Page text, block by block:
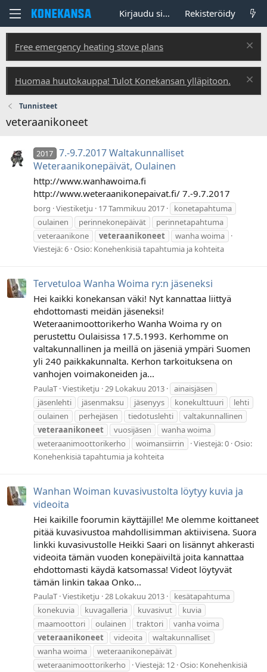
Kirjaudu sisään Rekisteröidy
Free emergency heating stove plans
Huomaa huutokauppa! Tulot Konekansan ylläpitoon.
Tunnisteet
veteraanikoneet
2017 7.-9.7.2017 Waltakunnalliset
Weteraanikonepäivät, Oulainen
http://www.wanhawoima.fi
http://www.weteraanikonepaivat.fi/ 7.-9.7.2017
borg Viestiketju 17 Tammikuu 2017
konetapahtuma
oulainen
perinnekonepäivät
perinnetapahtuma
veteraanikone
veteraanikoneet
wanha woima
Viestejä: 6 Osio: Konehenkisiä tapahtumia ja kohteita
Tervetuloa Wanha Woima ry:n jäseneksi
Hei kaikki konekansan väki! Nyt kannattaa liittyä
ehdottomasti meidän jäseneksi!
Weteraanimoottorikerho Wanha Woima ry on
perustettu Oulaisissa 17.5.1993. Kerhomme on
valtakunnallinen ja meillä on jäseniä ympäri Suomen
yli 240 paikkakunnalta. Kerhon tarkoituksena on
vanhojen voimakoneiden ja...
PaulaT Viestiketju 29 Lokakuu 2013
ainaisjäsen
jäsenlehti
jäsenmaksu jäsenyys konekulttuuri
lehti
oulainen
perhejäsen tiedotuslehti
valtakunnallinen
veteraanikoneet
vuosijäsen
wanha woima
weteraanimoottorikerho
woimansiirrin Viestejä: 0 Osio:
Konehenkisiä tapahtumia ja kohteita
Wanhan Woiman kuvasivustolta löytyy kuvia ja
videoita
Hei kaikille foorumin käyttäjille! Me olemme koittaneet
pitää kuvasivustoa mahdollisimman aktiivisena. Suora
linkki kuvasivustolle Heikki Saari on lisännyt ahkerasti
videoita tämän vuoden konepäiviltä joita kannattaa
ehdottomasti käydä katsomassa! Videot löytyvät
tämän linkin takaa Onko...
PaulaT Viestiketju 28 Lokakuu 2013
kesätapahtuma
konekuvia
kuvagalleria kuvasivut
kuvia
maamoottori
oulainen traktori
vanha voima
veteraanikoneet
videoita
waltakunnalliset
wanha woima
weteraanikonepäivät
weteraanimoottorikerho
Viestejä: 12 Osio: Konehenkisiä